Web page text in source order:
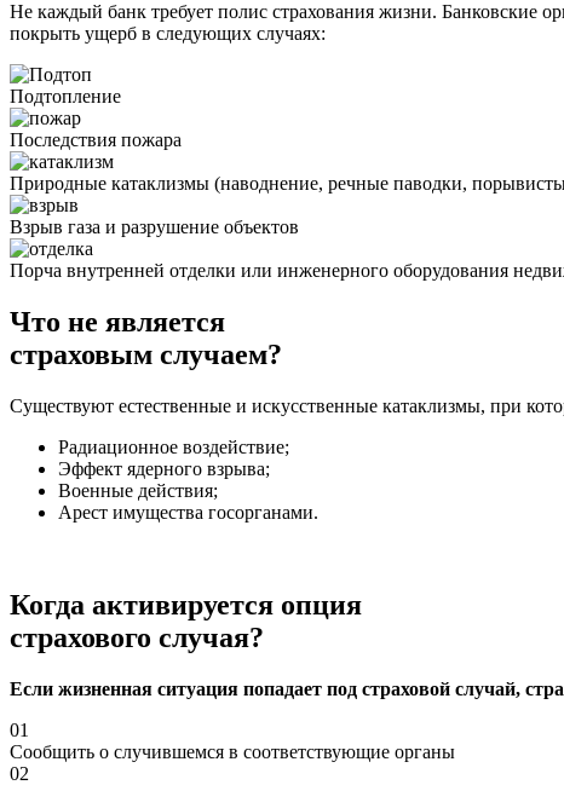
Не каждый банк требует полис страхования жизни. Банковские
покрыть ущерб в следующих случаях:
Подтопление
Последствия пожара
Природные катаклизмы (наводнение, речные паводки,
Взрыв газа и разрушение объектов
Порча внутренней отделки или инженерного оборудования
Что не является
страховым случаем?
Существуют естественные и искусственные катаклизмы, при
Радиационное воздействие;
Эффект ядерного взрыва;
Военные действия;
Арест имущества госорганами.
Когда активируется опция
страхового случая?
Если жизненная ситуация попадает под страховой случай,
01
Сообщить о случившемся в соответствующие органы
02